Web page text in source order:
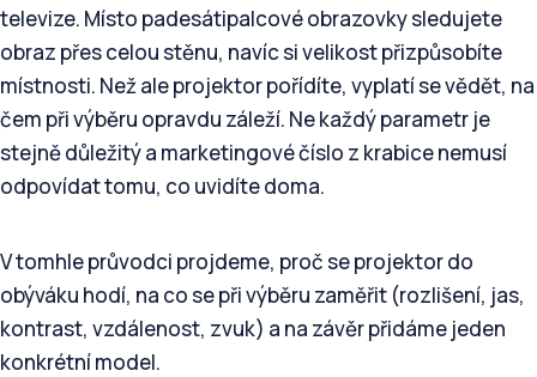
televize. Místo padesátipalcové obrazovky sledujete
obraz přes celou stěnu, navíc si velikost přizpůsobíte
místnosti. Než ale projektor pořídíte, vyplatí se vědět, na
čem při výběru opravdu záleží. Ne každý parametr je
stejně důležitý a marketingové číslo z krabice nemusí
odpovídat tomu, co uvidíte doma.
V tomhle průvodci projdeme, proč se projektor do
obýváku hodí, na co se při výběru zaměřit (rozlišení, jas,
kontrast, vzdálenost, zvuk) a na závěr přidáme jeden
konkrétní model.